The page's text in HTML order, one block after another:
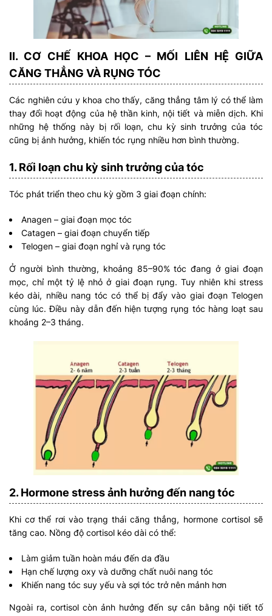
II. CƠ CHẾ KHOA HỌC – MỐI LIÊN HỆ GIỮA
CĂNG THẲNG VÀ RỤNG TÓC
Các nghiên cứu y khoa cho thấy, căng thẳng tâm lý có thể làm
thay đổi hoạt động của hệ thần kinh, nội tiết và miễn dịch. Khi
những hệ thống này bị rối loạn, chu kỳ sinh trưởng của tóc
cũng bị ảnh hưởng, khiến tóc rụng nhiều hơn bình thường.
1. Rối loạn chu kỳ sinh trưởng của tóc
Tóc phát triển theo chu kỳ gồm 3 giai đoạn chính:
Anagen – giai đoạn mọc tóc
Catagen – giai đoạn chuyển tiếp
Telogen – giai đoạn nghỉ và rụng tóc
Ở người bình thường, khoảng 85–90% tóc đang ở giai đoạn
mọc, chỉ một tỷ lệ nhỏ ở giai đoạn rụng. Tuy nhiên khi stress
kéo dài, nhiều nang tóc có thể bị đẩy vào giai đoạn Telogen
cùng lúc. Điều này dẫn đến hiện tượng rụng tóc hàng loạt sau
khoảng 2–3 tháng.
2. Hormone stress ảnh hưởng đến nang tóc
Khi cơ thể rơi vào trạng thái căng thẳng, hormone cortisol sẽ
tăng cao. Nồng độ cortisol kéo dài có thể:
Làm giảm tuần hoàn máu đến da đầu
Hạn chế lượng oxy và dưỡng chất nuôi nang tóc
Khiến nang tóc suy yếu và sợi tóc trở nên mảnh hơn
Ngoài ra, cortisol còn ảnh hưởng đến sự cân bằng nội tiết tố